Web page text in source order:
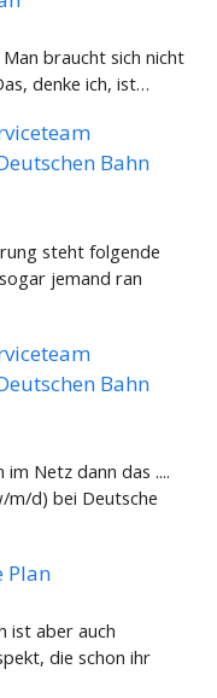
braucht sich nicht
denke ich, ist…
Bahn
steht folgende
jemand ran
Bahn
Netz dann das ....
m/d) bei Deutsche
Plan
ist aber auch
die schon ihr